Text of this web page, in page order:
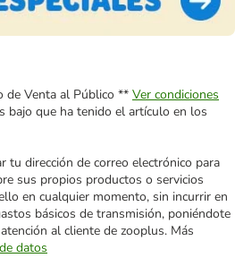
de Venta al Público ** Ver condiciones
bajo que ha tenido el artículo en los
tu dirección de correo electrónico para
sus propios productos o servicios
en cualquier momento, sin incurrir en
básicos de transmisión, poniéndote
al cliente de zooplus. Más
datos